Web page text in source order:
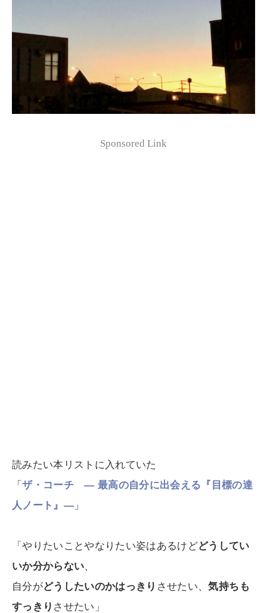
Sponsored Link
読みたい本リストに入れていた
「ザ・コーチ ― 最高の自分に出会える『目標の達
人ノート』― 」
「やりたいことやなりたい姿はあるけどどうしてい
いか分からない、
自分がどうしたいのかはっきり させたい、気持ちも
すっきり させたい」